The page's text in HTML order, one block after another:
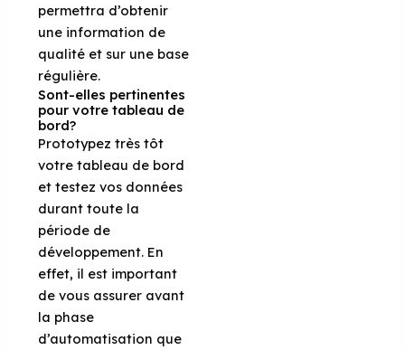
permettra d’obtenir
une information de
qualité et sur une base
régulière.
Sont-elles pertinentes
pour votre tableau de
bord?
Prototypez très tôt
votre tableau de bord
et testez vos données
durant toute la
période de
développement. En
effet, il est important
de vous assurer avant
la phase
d’automatisation que